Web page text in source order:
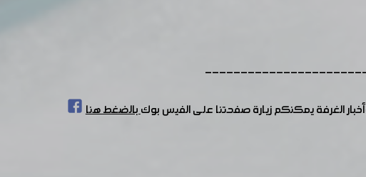
الغرفة يمكنكم زيارة صفحتنا على الفيس بوكبالضغط هنا